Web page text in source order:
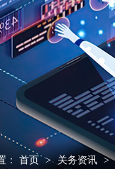
： 首页 > 关务资讯 >